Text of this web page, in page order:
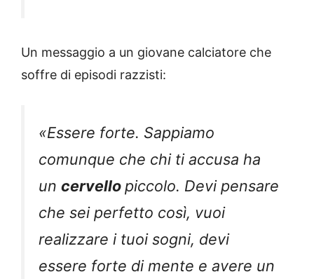
Un messaggio a un giovane calciatore che
soffre di episodi razzisti:
«Essere forte. Sappiamo
comunque che chi ti accusa ha
un cervello piccolo. Devi pensare
che sei perfetto così, vuoi
realizzare i tuoi sogni, devi
essere forte di mente e avere un